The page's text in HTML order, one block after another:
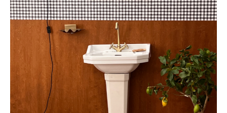
220,00 €